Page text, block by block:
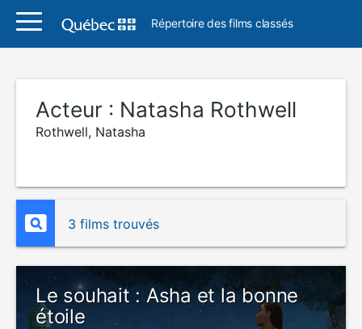
Répertoire des films classés
Acteur : Natasha Rothwell
Rothwell, Natasha
3 films trouvés
Le souhait : Asha et la bonne
étoile